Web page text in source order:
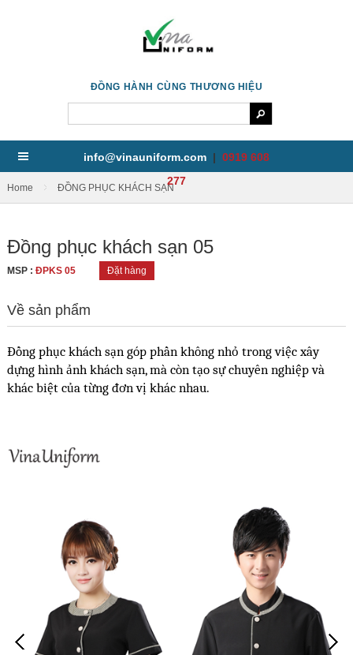
ĐỒNG HÀNH CÙNG THƯƠNG HIỆU
info@vinauniform.com| 0919 608
277
Home / ĐỒNG PHỤC KHÁCH SẠN
Đồng phục khách sạn 05
MSP : ĐPKS 05 Đặt hàng
Về sản phẩm
Đồng phục khách sạn góp phần không nhỏ trong việc xây
dựng hình ảnh khách sạn, mà còn tạo sự chuyên nghiệp và
khác biệt của từng đơn vị khác nhau.